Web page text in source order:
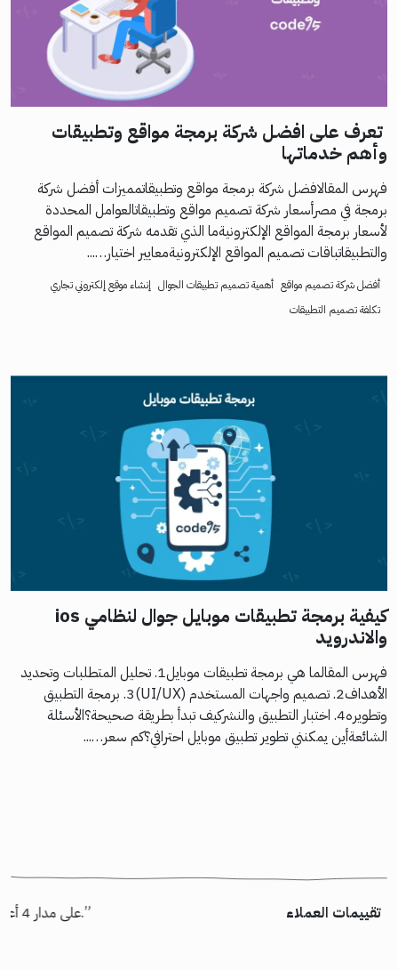
تعرف على افضل شركة برمجة مواقع وتطبيقات
وأهم خدماتها
فهرس المقالافضل شركة برمجة مواقع وتطبيقاتمميزات أفضل شركة
برمجة في مصرأسعار شركة تصميم مواقع وتطبيقاتالعوامل المحددة
لأسعار برمجة المواقع الإلكترونيةما الذي تقدمه شركة تصميم المواقع
والتطبيقاتباقات تصميم المواقع الإلكترونيةمعايير اختيار…...
أفضل شركة تصميم مواقع أهمية تصميم تطبيقات الجوال إنشاء موقع إلكتروني تجاري
تكلفة تصميم التطبيقات
كيفية برمجة تطبيقات موبايل جوال لنظامي ios
والاندرويد
فهرس المقالما هي برمجة تطبيقات موبايل1. تحليل المتطلبات وتحديد
الأهداف2. تصميم واجهات المستخدم (UI/UX)3. برمجة التطبيق
وتطويره4. اختبار التطبيق والنشركيف تبدأ بطريقة صحيحة؟الأسئلة
الشائعةأين يمكنني تطوير تطبيق موبايل احترافي؟كم سعر…...
تقييمات العملاء